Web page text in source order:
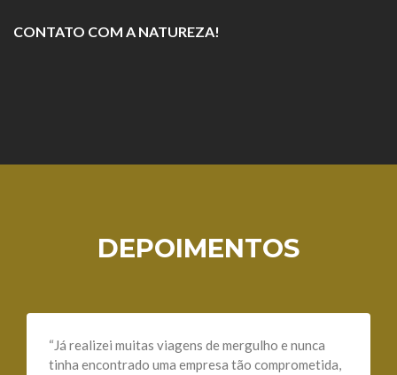
CONTATO COM A NATUREZA!
DEPOIMENTOS
“Já realizei muitas viagens de mergulho e nunca
tinha encontrado uma empresa tão comprometida,